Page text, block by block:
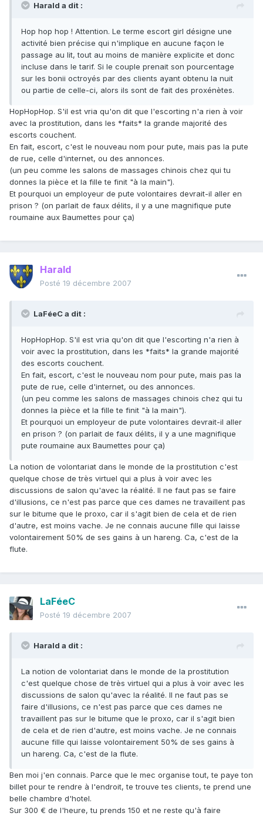
Harald a dit :
Hop hop hop ! Attention. Le terme escort girl désigne une
activité bien précise qui n'implique en aucune façon le
passage au lit, tout au moins de manière explicite et donc
incluse dans le tarif. Si le couple prenait son pourcentage
sur les bonii octroyés par des clients ayant obtenu la nuit
ou partie de celle-ci, alors ils sont de fait des proxénètes.
HopHopHop. S'il est vria qu'on dit que l'escorting n'a rien à voir
avec la prostitution, dans les *faits* la grande majorité des
escorts couchent.
En fait, escort, c'est le nouveau nom pour pute, mais pas la pute
de rue, celle d'internet, ou des annonces.
(un peu comme les salons de massages chinois chez qui tu
donnes la pièce et la fille te finit "à la main").
Et pourquoi un employeur de pute volontaires devrait-il aller en
prison ? (on parlait de faux délits, il y a une magnifique pute
roumaine aux Baumettes pour ça)
Harald
Posté 19 décembre 2007
LaFéeC a dit :
HopHopHop. S'il est vria qu'on dit que l'escorting n'a rien à
voir avec la prostitution, dans les *faits* la grande majorité
des escorts couchent.
En fait, escort, c'est le nouveau nom pour pute, mais pas la
pute de rue, celle d'internet, ou des annonces.
(un peu comme les salons de massages chinois chez qui tu
donnes la pièce et la fille te finit "à la main").
Et pourquoi un employeur de pute volontaires devrait-il aller
en prison ? (on parlait de faux délits, il y a une magnifique
pute roumaine aux Baumettes pour ça)
La notion de volontariat dans le monde de la prostitution c'est
quelque chose de très virtuel qui a plus à voir avec les
discussions de salon qu'avec la réalité. Il ne faut pas se faire
d'illusions, ce n'est pas parce que ces dames ne travaillent pas
sur le bitume que le proxo, car il s'agit bien de cela et de rien
d'autre, est moins vache. Je ne connais aucune fille qui laisse
volontairement 50% de ses gains à un hareng. Ca, c'est de la
flute.
LaFéeC
Posté 19 décembre 2007
Harald a dit :
La notion de volontariat dans le monde de la prostitution
c'est quelque chose de très virtuel qui a plus à voir avec les
discussions de salon qu'avec la réalité. Il ne faut pas se
faire d'illusions, ce n'est pas parce que ces dames ne
travaillent pas sur le bitume que le proxo, car il s'agit bien
de cela et de rien d'autre, est moins vache. Je ne connais
aucune fille qui laisse volontairement 50% de ses gains à
un hareng. Ca, c'est de la flute.
Ben moi j'en connais. Parce que le mec organise tout, te paye ton
billet pour te rendre à l'endroit, te trouve tes clients, te prend une
belle chambre d'hotel.
Sur 300 € de l'heure, tu prends 150 et ne reste qu'à faire